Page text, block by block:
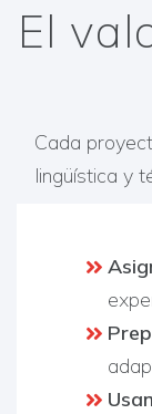
El
Cada
lingüística y